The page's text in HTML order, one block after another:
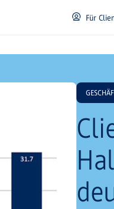
Für